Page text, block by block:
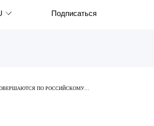
Закрыть
Подписаться
ПО РОССИЙСКОМУ